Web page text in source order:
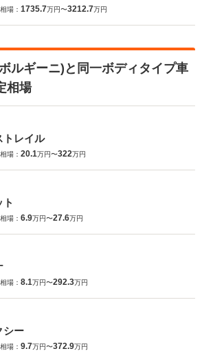
場： 1735.7万円〜3212.7万円
ルギーニ)と同一ボディタイプ車
相場
トレイル
場： 20.1万円〜322万円
場： 6.9万円〜27.6万円
場： 8.1万円〜292.3万円
シー
場： 9.7万円〜372.9万円